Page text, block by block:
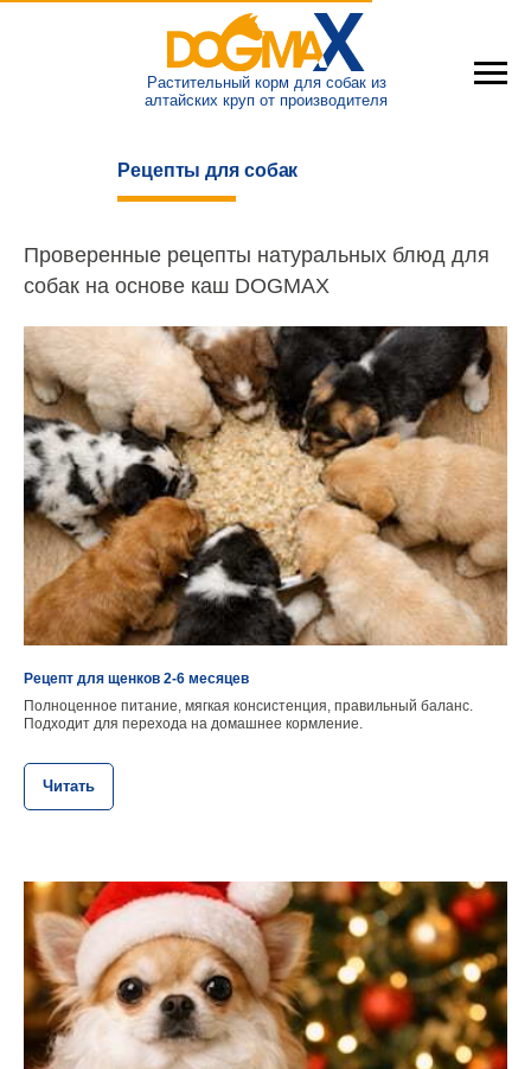
Растительный корм для собак из
алтайских круп от производителя
Рецепты для собак
Проверенные рецепты натуральных блюд для
собак на основе каш DOGMAX
Рецепт для щенков 2-6 месяцев
Полноценное питание, мягкая консистенция, правильный баланс.
Подходит для перехода на домашнее кормление.
Читать